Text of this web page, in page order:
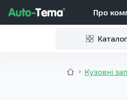
Про
Кузовні